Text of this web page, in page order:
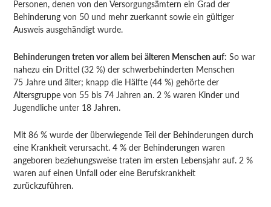
Personen, denen von den Versorgungsämtern ein Grad der
Behinderung von 50 und mehr zuerkannt sowie ein gültiger
Ausweis ausgehändigt wurde.
Behinderungen treten vor allem bei älteren Menschen auf: So war
nahezu ein Drittel (32 %) der schwerbehinderten Menschen
75 Jahre und älter; knapp die Hälfte (44 %) gehörte der
Altersgruppe von 55 bis 74 Jahren an. 2 % waren Kinder und
Jugendliche unter 18 Jahren.
Mit 86 % wurde der überwiegende Teil der Behinderungen durch
eine Krankheit ver­ursacht. 4 % der Behinderungen waren
angeboren beziehungsweise traten im ersten Lebensjahr auf. 2 %
waren auf einen Unfall oder eine Berufskrankheit
zurückzuführen.